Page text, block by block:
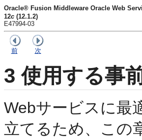
Oracle® Fusion Middleware Oracle Web
12c (12.1.2)
E47994-03
前 次
3 使用する事
Webサービスに最
立てるため、この